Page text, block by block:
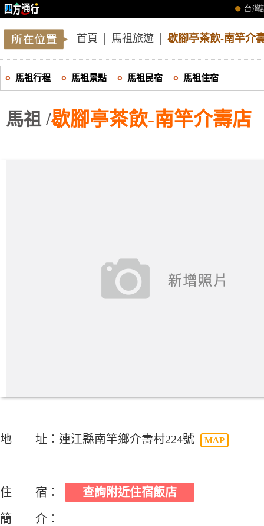
首頁 馬祖旅遊 歇腳亭茶飲-南竿介
馬祖行程 馬祖景點 馬祖民宿 馬祖住宿
馬祖 /歇腳亭茶飲-南竿介壽店
地 址：連江縣南竿鄉介壽村224號 MAP
住 宿： 查詢附近住宿飯店
簡 介：